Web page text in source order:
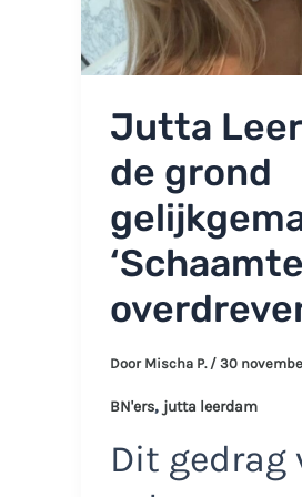
Jutta
de grond
Door Mischa P. / 30
BN'ers, jutta leerdam
Dit gedrag